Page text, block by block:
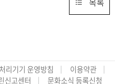
리기기 운영방침
이용약관
신고센터 문화소식 등록신청